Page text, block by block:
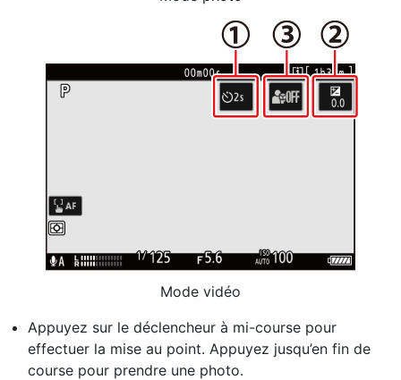
Mode vidéo
Appuyez sur le déclencheur à mi-course pour
effectuer la mise au point. Appuyez jusqu’en fin de
course pour prendre une photo.